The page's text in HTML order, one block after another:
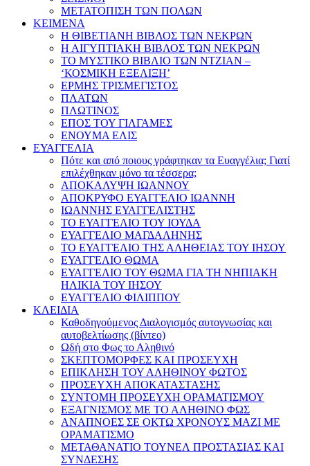
ΜΕΤΑΤΟΠΙΣΗ ΤΩΝ ΠΟΛΩΝ
ΚΕΙΜΕΝΑ
Η ΘΙΒΕΤΙΑΝΗ ΒΙΒΛΟΣ ΤΩΝ ΝΕΚΡΩΝ
Η ΑΙΓΥΠΤΙΑΚΗ ΒΙΒΛΟΣ ΤΩΝ ΝΕΚΡΩΝ
ΤΟ ΜΥΣΤΙΚΟ ΒΙΒΛΙΟ ΤΩΝ ΝΤΖΙΑΝ –
‘ΚΟΣΜΙΚΗ ΕΞΕΛΙΞΗ’
ΕΡΜΗΣ ΤΡΙΣΜΕΓΙΣΤΟΣ
ΠΛΑΤΩΝ
ΠΛΩΤΙΝΟΣ
ΕΠΟΣ ΤΟΥ ΓΙΛΓΑΜΕΣ
ΕΝΟΥΜΑ ΕΛΙΣ
ΕΥΑΓΓΕΛΙΑ
Πότε και από ποιους γράφτηκαν τα Ευαγγέλια; Γιατί
επιλέχθηκαν μόνο τα τέσσερα;
ΑΠΟΚΑΛΥΨΗ ΙΩΑΝΝΟΥ
ΑΠΟΚΡΥΦΟ ΕΥΑΓΓΕΛΙΟ ΙΩΑΝΝΗ
ΙΩΑΝΝΗΣ ΕΥΑΓΓΕΛΙΣΤΗΣ
ΤΟ ΕΥΑΓΓΕΛΙΟ ΤΟΥ ΙΟΥΔΑ
ΕΥΑΓΓΕΛΙΟ ΜΑΓΔΑΛΗΝΗΣ
ΤΟ ΕΥΑΓΓΕΛΙΟ ΤΗΣ ΑΛΗΘΕΙΑΣ ΤΟΥ ΙΗΣΟΥ
ΕΥΑΓΓΕΛΙΟ ΘΩΜΑ
ΕΥΑΓΓΕΛΙΟ ΤΟΥ ΘΩΜΑ ΓΙΑ ΤΗ ΝΗΠΙΑΚΗ
ΗΛΙΚΙΑ ΤΟΥ ΙΗΣΟΥ
ΕΥΑΓΓΕΛΙΟ ΦΙΛΙΠΠΟΥ
ΚΛΕΙΔΙΑ
Καθοδηγούμενος Διαλογισμός αυτογνωσίας και
αυτοβελτίωσης (βίντεο)
Ωδή στο Φως το Αληθινό
ΣΚΕΠΤΟΜΟΡΦΕΣ ΚΑΙ ΠΡΟΣΕΥΧΗ
ΕΠΙΚΛΗΣΗ ΤΟΥ ΑΛΗΘΙΝΟΥ ΦΩΤΟΣ
ΠΡΟΣΕΥΧΗ ΑΠΟΚΑΤΑΣΤΑΣΗΣ
ΣΥΝΤΟΜΗ ΠΡΟΣΕΥΧΗ ΟΡΑΜΑΤΙΣΜΟΥ
ΕΞΑΓΝΙΣΜΟΣ ΜΕ ΤΟ ΑΛΗΘΙΝΟ ΦΩΣ
ΑΝΑΠΝΟΕΣ ΣΕ ΟΚΤΩ ΧΡΟΝΟΥΣ ΜΑΖΙ ΜΕ
ΟΡΑΜΑΤΙΣΜΟ
ΜΕΤΑΘΑΝΑΤΙΟ ΤΟΥΝΕΛ ΠΡΟΣΤΑΣΙΑΣ ΚΑΙ
ΣΥΝΔΕΣΗΣ